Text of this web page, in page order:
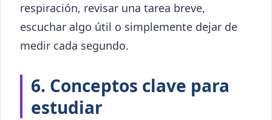
respiración, revisar una tarea breve,
escuchar algo útil o simplemente dejar de
medir cada segundo.
6. Conceptos clave para
estudiar